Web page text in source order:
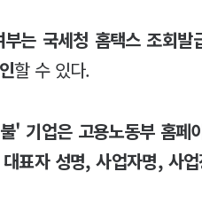
는 국세청 홈택스 조회발
할 수 있다.
' 기업은 고용노동부 홈페
표자 성명, 사업자명, 사